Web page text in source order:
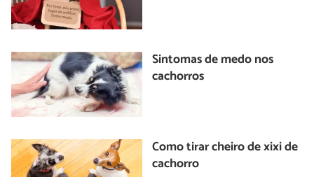
Sintomas de medo nos
cachorros
Como tirar cheiro de xixi de
cachorro